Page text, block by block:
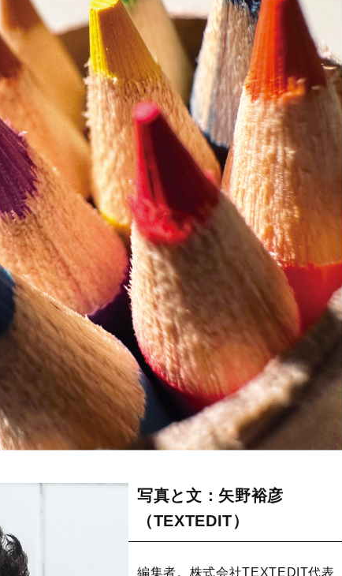
写真と文：矢野裕彦
（TEXTEDIT）
編集者。株式会社TEXTEDIT代表